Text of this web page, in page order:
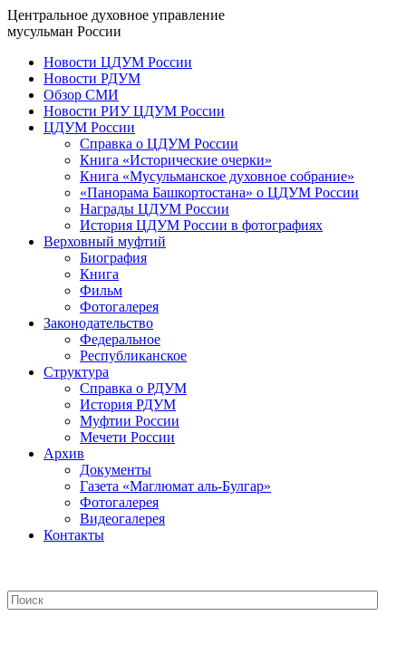
Центральное духовное управление
мусульман России
Новости ЦДУМ России
Новости РДУМ
Обзор СМИ
Новости РИУ ЦДУМ России
ЦДУМ России
Справка о ЦДУМ России
Книга «Исторические очерки»
Книга «Мусульманское духовное собрание»
«Панорама Башкортостана» о ЦДУМ России
Награды ЦДУМ России
История ЦДУМ России в фотографиях
Верховный муфтий
Биография
Книга
Фильм
Фотогалерея
Законодательство
Федеральное
Республиканское
Структура
Справка о РДУМ
История РДУМ
Муфтии России
Мечети России
Архив
Документы
Газета «Маглюмат аль-Булгар»
Фотогалерея
Видеогалерея
Контакты